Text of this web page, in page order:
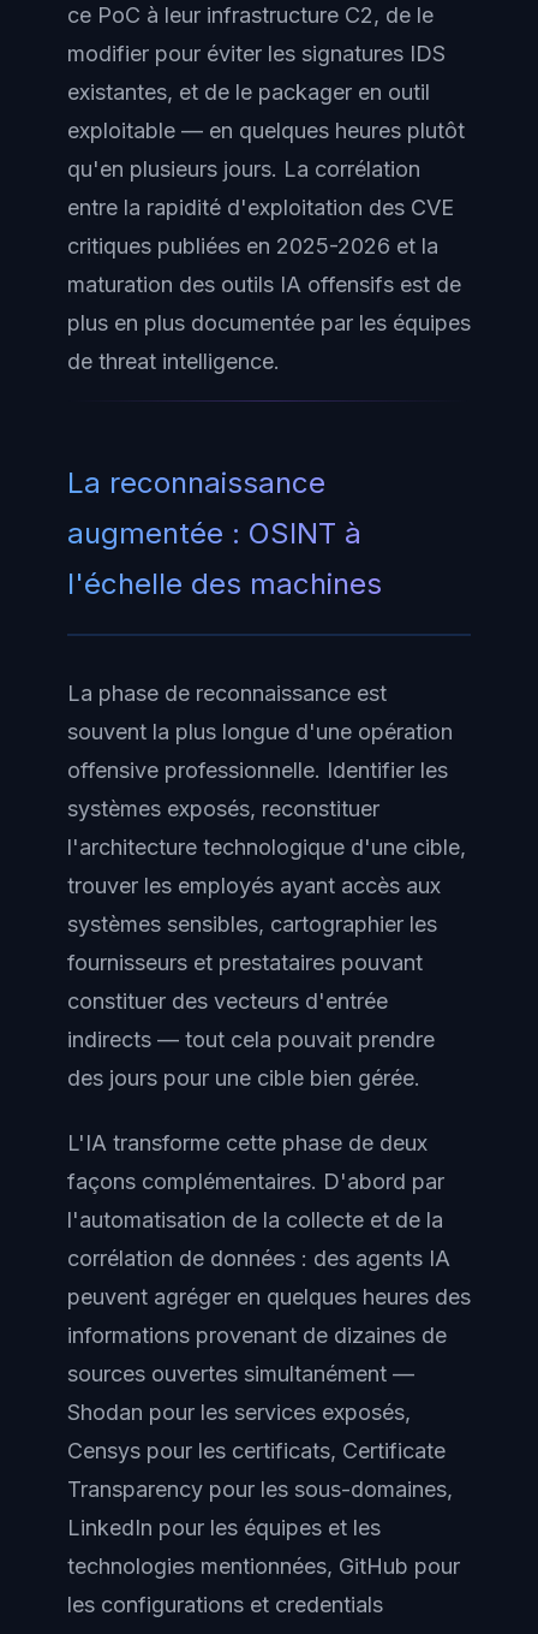
ce PoC à leur infrastructure C2, de le
modifier pour éviter les signatures IDS
existantes, et de le packager en outil
exploitable — en quelques heures plutôt
qu'en plusieurs jours. La corrélation
entre la rapidité d'exploitation des CVE
critiques publiées en 2025-2026 et la
maturation des outils IA offensifs est de
plus en plus documentée par les équipes
de threat intelligence.
La reconnaissance
augmentée : OSINT à
l'échelle des machines
La phase de reconnaissance est
souvent la plus longue d'une opération
offensive professionnelle. Identifier les
systèmes exposés, reconstituer
l'architecture technologique d'une cible,
trouver les employés ayant accès aux
systèmes sensibles, cartographier les
fournisseurs et prestataires pouvant
constituer des vecteurs d'entrée
indirects — tout cela pouvait prendre
des jours pour une cible bien gérée.
L'IA transforme cette phase de deux
façons complémentaires. D'abord par
l'automatisation de la collecte et de la
corrélation de données : des agents IA
peuvent agréger en quelques heures des
informations provenant de dizaines de
sources ouvertes simultanément —
Shodan pour les services exposés,
Censys pour les certificats, Certificate
Transparency pour les sous-domaines,
LinkedIn pour les équipes et les
technologies mentionnées, GitHub pour
les configurations et credentials